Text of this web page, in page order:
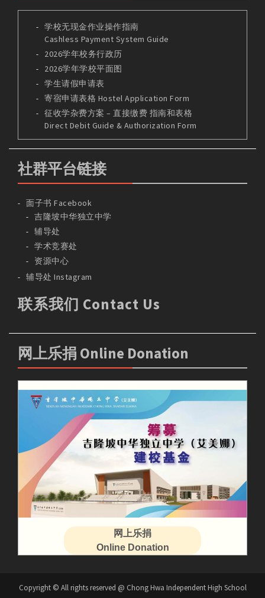
学校无现金作业操作指南
Cashless Payment System Guide
2026学年校务行政历
2026学年学校平面图
学生请假申请表
寄宿申请表格 Hostel Application Form
征收学杂费方案 – 直接缴费 指南和表格
Direct Debit Guide & Authorization Form
社群平台链接
面子书 Facebook
吉隆坡中华独立中学
辅导处
学术竞赛处
资源中心
辅导处 Instagram
联系我们 Contact Us
网上乐捐 Online Donation
网上乐捐
Online Donation
Copyright © All rights reserved @ Chong Hwa Independent High School